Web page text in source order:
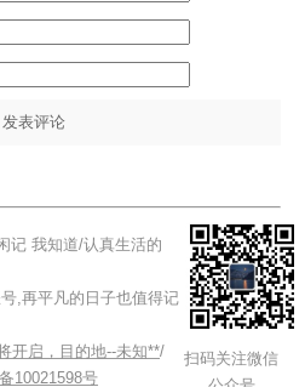
记 我知道/认真生活的
,再平凡的日子也值得记
开启，目的地--未知**/
10021598号
扫码关注微信